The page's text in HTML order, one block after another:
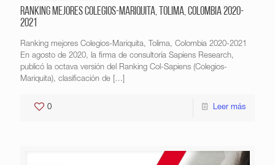
Ranking mejores Colegios-Mariquita, Tolima, Colombia 2020-
2021
Ranking mejores Colegios-Mariquita, Tolima, Colombia 2020-2021
En agosto de 2020, la firma de consultoría Sapiens Research,
publicó la octava versión del Ranking Col-Sapiens (Colegios-
Mariquita), clasificación de […]
0 Leer más